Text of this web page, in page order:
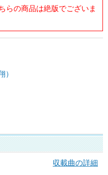
らの商品は絶版でございま
）
収載曲の詳細